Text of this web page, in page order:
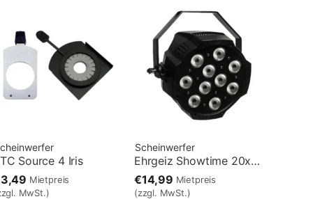
Source 4 Iris
Mietpreis
MwSt.)
Scheinwerfer
Ehrgeiz Showtime 20x5W UV
€14,99 Mietpreis
(zzgl. MwSt.)